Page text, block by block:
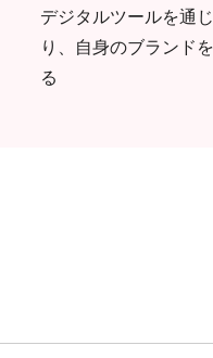
デジタルツールを通
り、自身のブランド
る